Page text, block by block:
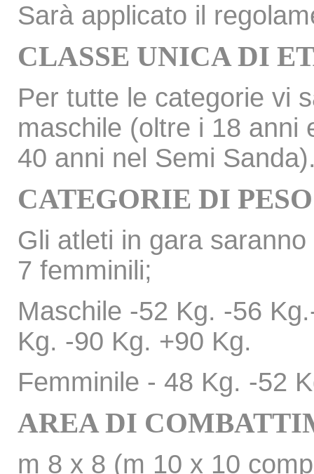
Sarà applicato il
CLASSE UNICA DI
Per tutte le categorie vi
maschile (oltre i 18 anni
40 anni nel Semi
CATEGORIE DI PESO
Gli atleti in gara
7 femminili;
Maschile -52 Kg. -56
Kg. -90 Kg. +90 Kg.
Femminile - 48 Kg. -52
AREA DI
m 8 x 8 (m 10 x 10